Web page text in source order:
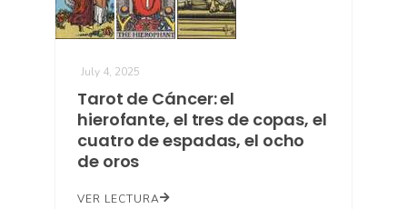
July 4, 2025
Tarot de Cáncer: el
hierofante, el tres de copas, el
cuatro de espadas, el ocho
de oros
VER LECTURA